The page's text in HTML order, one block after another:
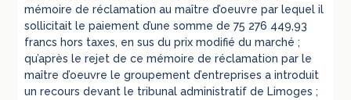
mémoire de réclamation au maître d’oeuvre par lequel il
sollicitait le paiement d’une somme de 75 276 449,93
francs hors taxes, en sus du prix modifié du marché ;
qu’après le rejet de ce mémoire de réclamation par le
maître d’oeuvre le groupement d’entreprises a introduit
un recours devant le tribunal administratif de Limoges ;